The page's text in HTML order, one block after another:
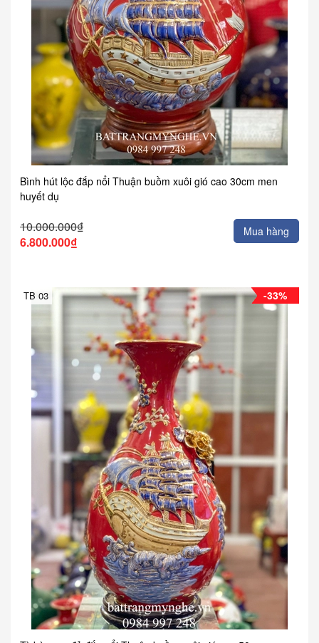
Bình hút lộc đắp nổi Thuận buồm xuôi gió cao 30cm men
huyết dụ
10.000.000₫
6.800.000₫
Mua hàng
-33%
TB 03